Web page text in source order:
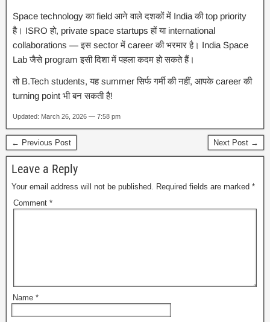
Space technology का field आने वाले दशकों में India की top priority
है। ISRO हो, private space startups हों या international
collaborations — इस sector में career की भरमार है। India Space
Lab जैसे program इसी दिशा में पहला कदम हो सकते हैं।
तो B.Tech students, यह summer सिर्फ गर्मी की नहीं, आपके career की
turning point भी बन सकती है!
Updated: March 26, 2026 — 7:58 pm
← Previous Post Next Post →
Leave a Reply
Your email address will not be published. Required fields are marked *
Comment *
Name *